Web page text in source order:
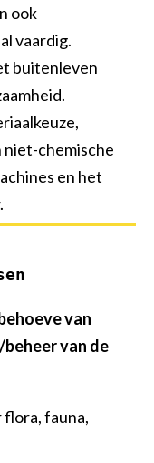
omgeving
ruimte
ook
vaardig.
buitenleven
niet-chemische
en het
van
van de
fauna,